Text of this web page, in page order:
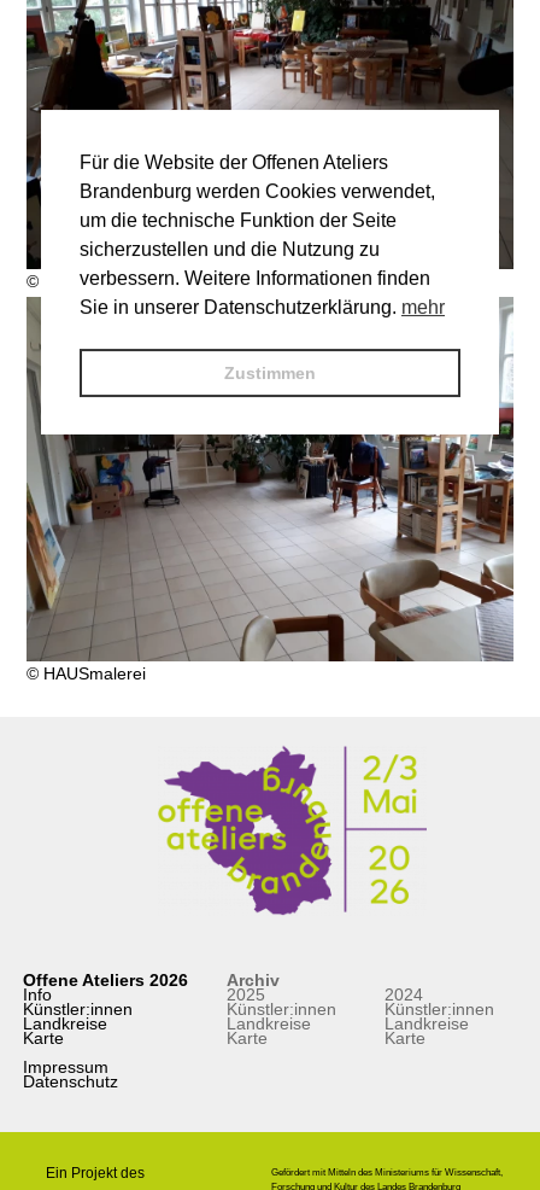
© HAUSmalerei
© HAUSmalerei
Offene Ateliers 2026
Info
Künstler:innen
Landkreise
Karte
Impressum
Datenschutz
Archiv
2025
Künstler:innen
Landkreise
Karte
2024
Künstler:innen
Landkreise
Karte
Ein Projekt des
Gefördert mit Mitteln des Ministeriums für Wissenschaft,
Forschung und Kultur des Landes Brandenburg
Für die Website der Offenen Ateliers
Brandenburg werden Cookies verwendet,
um die technische Funktion der Seite
sicherzustellen und die Nutzung zu
verbessern. Weitere Informationen finden
Sie in unserer Datenschutzerklärung. mehr
Zustimmen